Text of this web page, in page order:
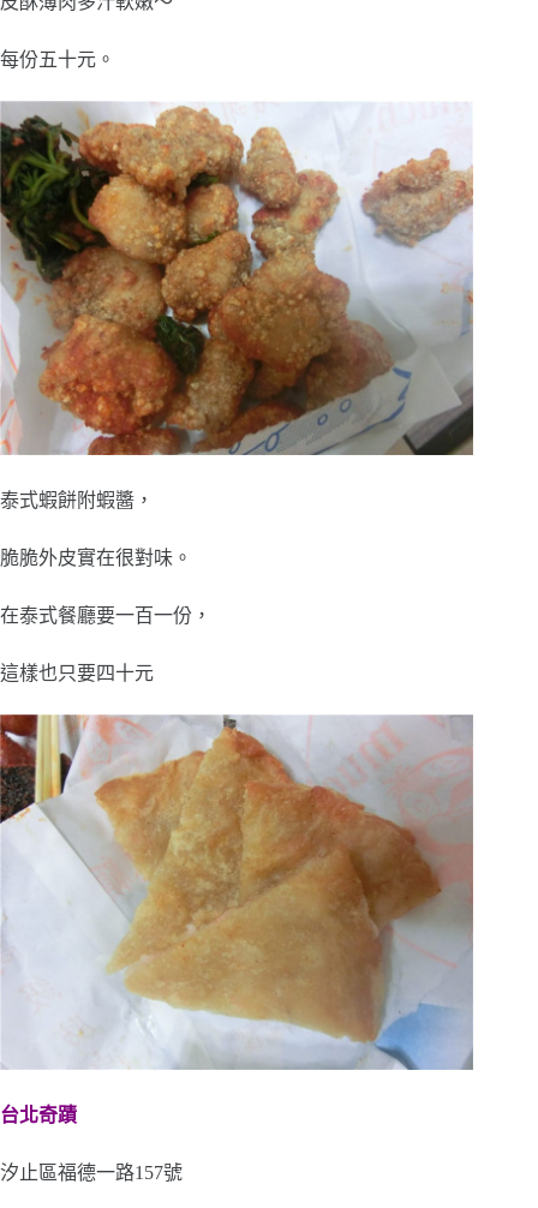
每份五十元。
泰式蝦餅附蝦醬，
脆脆外皮實在很對味。
在泰式餐廳要一百一份，
這樣也只要四十元
台北奇蹟
汐止區福德一路157號